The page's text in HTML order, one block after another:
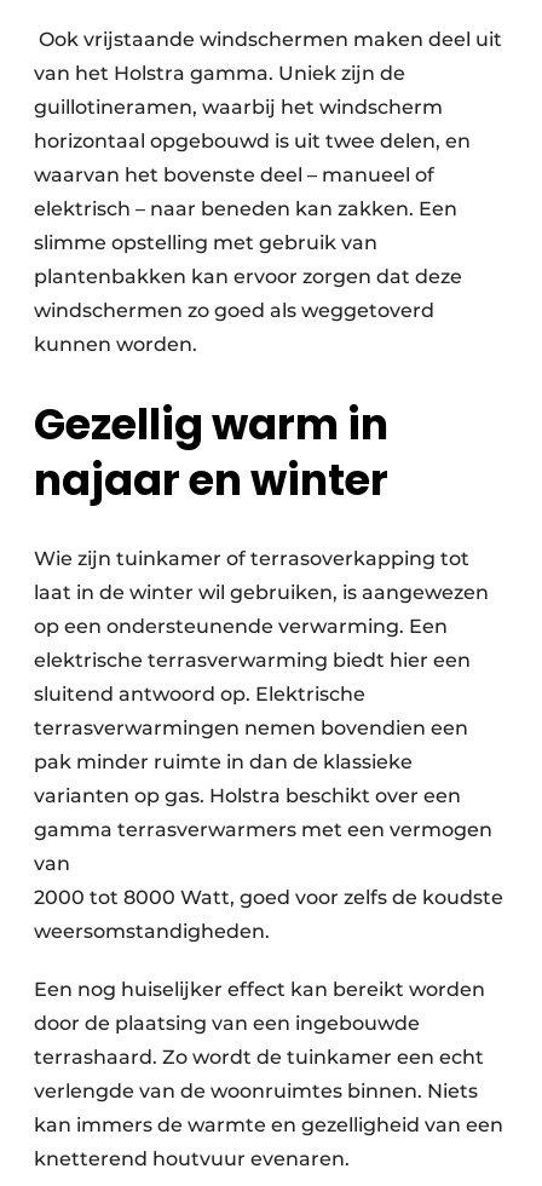
Ook vrijstaande windschermen maken deel uit
van het Holstra gamma. Uniek zijn de
guillotineramen, waarbij het windscherm
horizontaal opgebouwd is uit twee delen, en
waarvan het bovenste deel – manueel of
elektrisch – naar beneden kan zakken. Een
slimme opstelling met gebruik van
plantenbakken kan ervoor zorgen dat deze
windschermen zo goed als weggetoverd
kunnen worden.
Gezellig warm in
najaar en winter
Wie zijn tuinkamer of terrasoverkapping tot
laat in de winter wil gebruiken, is aangewezen
op een ondersteunende verwarming. Een
elektrische terrasverwarming biedt hier een
sluitend antwoord op. Elektrische
terrasverwarmingen nemen bovendien een
pak minder ruimte in dan de klassieke
varianten op gas. Holstra beschikt over een
gamma terrasverwarmers met een vermogen
van
2000 tot 8000 Watt, goed voor zelfs de koudste
weersomstandigheden.
Een nog huiselijker effect kan bereikt worden
door de plaatsing van een ingebouwde
terrashaard. Zo wordt de tuinkamer een echt
verlengde van de woonruimtes binnen. Niets
kan immers de warmte en gezelligheid van een
knetterend houtvuur evenaren.